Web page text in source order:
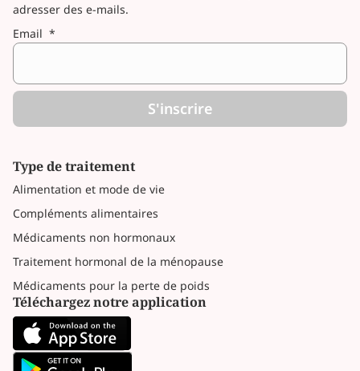
Type de traitement
Alimentation et mode de vie
Compléments alimentaires
Médicaments non hormonaux
Traitement hormonal de la ménopause
Médicaments pour la perte de poids
Téléchargez notre application
Email *
S'inscrire
adresser des e-mails.